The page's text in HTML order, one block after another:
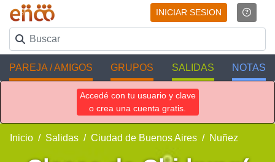
INICIAR SESION
PAREJA / AMIGOS GRUPOS SALIDAS NOTAS
Accedé con tu usuario y clave
o crea una cuenta gratis.
Inicio Salidas Ciudad de Buenos Aires Nuñez